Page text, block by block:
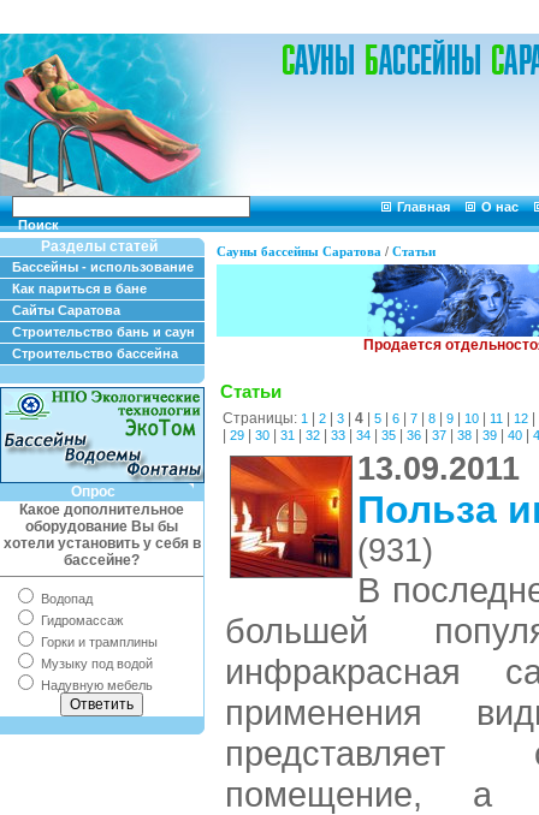
Поиск
Главная О нас
Разделы статей
Бассейны - использование
Как париться в бане
Сайты Саратова
Строительство бань и саун
Строительство бассейна
Опрос
Какое дополнительное
оборудование Вы бы
хотели установить у себя в
бассейне?
Водопад
Гидромассаж
Горки и трамплины
Музыку под водой
Надувную мебель
Сауны бассейны Саратова / Статьи
Статьи
Страницы: 1 2 3 4 5 6 7 8 9 10 11 12
29 30 31 32 33 34 35 36 37 38 39 40
13.09.2011
Польза
(931)
В
большей
инфракрасная
применения
представляет
помещение, а